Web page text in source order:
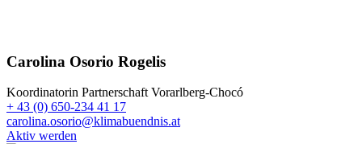
Carolina Osorio Rogelis
Koordinatorin Partnerschaft Vorarlberg-Chocó
+ 43 (0) 650-234 41 17
carolina.osorio@klimabuendnis.at
Aktiv werden